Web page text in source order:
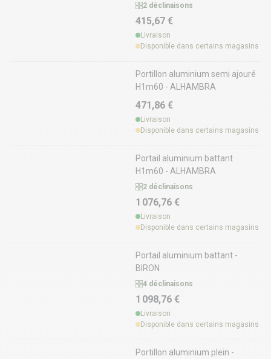
2 déclinaisons
415,67 €
Livraison
Disponible dans certains magasins
Portillon aluminium semi ajouré
H1m60 - ALHAMBRA
471,86 €
Livraison
Disponible dans certains magasins
Portail aluminium battant
H1m60 - ALHAMBRA
2 déclinaisons
1 076,76 €
Livraison
Disponible dans certains magasins
Portail aluminium battant -
BIRON
4 déclinaisons
1 098,76 €
Livraison
Disponible dans certains magasins
Portillon aluminium plein -